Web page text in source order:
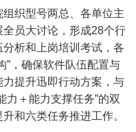
织型号两总、各单位主
员大讨论，形成28个行
析和上岗培训考试，各
”，确保软件队伍配置与
提升迅即行动方案，与
力＋能力支撑任务”的双
和六类任务推进工作。